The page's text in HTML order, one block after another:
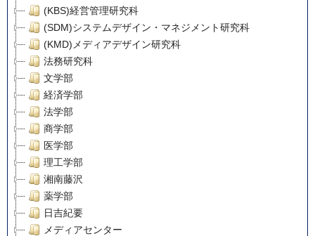
(KBS)経営管理研究科
(SDM)システムデザイン・マネジメント研究科
(KMD)メディアデザイン研究科
法務研究科
文学部
経済学部
法学部
商学部
医学部
理工学部
湘南藤沢
薬学部
日吉紀要
メディアセンター